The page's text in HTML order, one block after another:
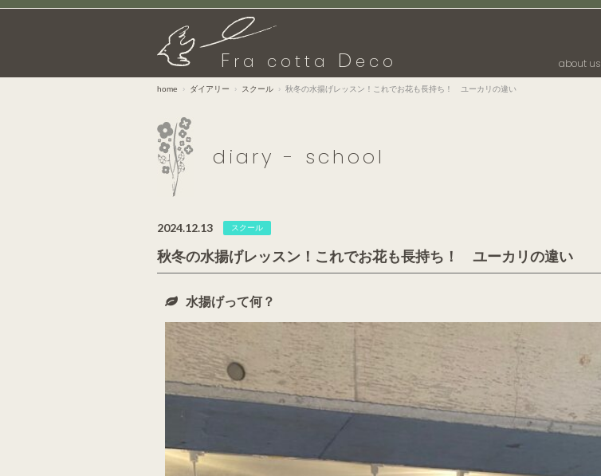
F ra cotta D eco about us
home ダイアリー スクール 秋冬の水揚げレッスン！これでお花も長持ち！ ユーカリの違い
diary - school
2024.12.13 スクール
秋冬の水揚げレッスン！これでお花も長持ち！ ユーカリの違い
水揚げって何？